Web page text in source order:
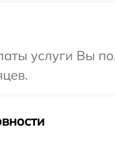
услуги Вы